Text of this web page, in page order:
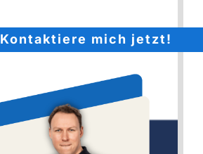
Kontaktiere mich jetzt!